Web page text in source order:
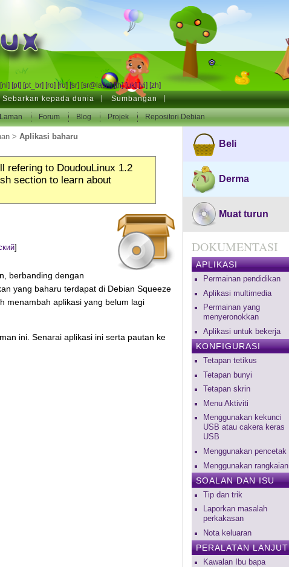
[nl] [pt] [pt_br] [ro] [ru] [sr] [sr@latin] [th] [uk] [vi] [zh]
Sebarkan kepada dunia Sumbangan
Forum Blog Projek Repositori Debian
> Aplikasi baharu
refering to DoudouLinux 1.2
section to learn about
]
berbanding dengan
yang baharu terdapat di Debian Squeeze
menambah aplikasi yang belum lagi
ini. Senarai aplikasi ini serta pautan ke
Beli
Derma
Muat turun
DOKUMENTASI
APLIKASI
Permainan pendidikan
Aplikasi multimedia
Permainan yang
menyeronokkan
Aplikasi untuk bekerja
KONFIGURASI
Tetapan tetikus
Tetapan bunyi
Tetapan skrin
Menu Aktiviti
Menggunakan kekunci
USB atau cakera keras
USB
Menggunakan pencetak
Menggunakan rangkaian
SOALAN DAN ISU
Tip dan trik
Laporkan masalah
perkakasan
Nota keluaran
PERALATAN LANJUT
Kawalan Ibu bapa